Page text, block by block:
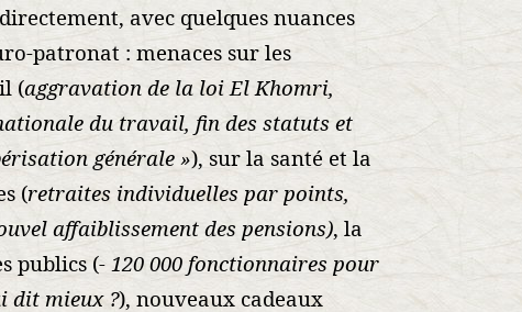
avec quelques nuances
patronat : menaces sur les
(aggravation de la loi El Khomri,
du travail, fin des statuts et
générale »), sur la santé et la
(retraites individuelles par points,
affaiblissement des pensions), la
publics (- 120 000 fonctionnaires pour
dit mieux ?), nouveaux cadeaux